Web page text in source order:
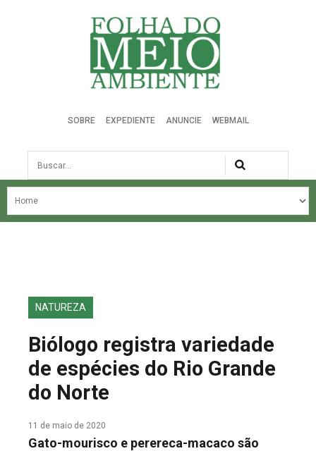
Folha do Meio Ambiente
SOBRE EXPEDIENTE ANUNCIE WEBMAIL
Busca
NOSSA HISTÓRIA
EDIÇÕES ANTERIORES
FALE CONOSCO
NATUREZA
Biólogo registra variedade
de espécies do Rio Grande
do Norte
11 de maio de 2020
Gato-mourisco e perereca-macaco são